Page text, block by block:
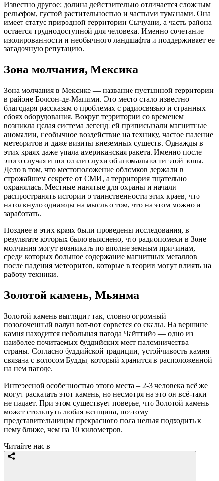
Известно другое: долина действительно отличается сложным
рельефом, густой растительностью и частыми туманами. Она
имеет статус природной территории Сычуани, а часть района
остается труднодоступной для человека. Именно сочетание
изолированности и необычного ландшафта и поддерживает ее
загадочную репутацию.
Зона молчания, Мексика
Зона молчания в Мексике — название пустынной территории
в районе Болсон-де-Мапими. Это место стало известно
благодаря рассказам о проблемах с радиосвязью и странных
сбоях оборудования. Вокруг территории со временем
возникла целая система легенд: ей приписывали магнитные
аномалии, необычное воздействие на технику, частое падение
метеоритов и даже визиты внеземных существ. Однажды в
этих краях даже упала американская ракета. Именно после
этого случая и поползли слухи об аномальности этой зоны.
Дело в том, что местоположение обломков держали в
строжайшем секрете от СМИ, а территория тщательно
охранялась. Местные нанятые для охраны и начали
распространять истории о таинственности этих краев, что
натолкнуло однажды на мысль о том, что на этом можно и
заработать.
Позднее в этих краях были проведены исследования, в
результате которых было выяснено, что радиопомехи в Зоне
молчания могут возникать по вполне земным причинам,
среди которых большое содержание магнитных металлов
после падения метеоритов, которые в теории могут влиять на
работу техники.
Золотой камень, Мьянма
Золотой камень выглядит так, словно огромный
позолоченный валун вот-вот сорвется со скалы. На вершине
камня находится небольшая пагода Чайттийо — одно из
наиболее почитаемых буддийских мест паломничества
страны. Согласно буддийской традиции, устойчивость камня
связана с волосом Будды, который хранится в расположенной
на нем пагоде.
Интересной особенностью этого места – 2-3 человека всё же
могут раскачать этот камень, но несмотря на это он всё-таки
не падает. При этом существует поверье, что Золотой камень
может столкнуть любая женщина, поэтому
представительницам прекрасного пола нельзя подходить к
нему ближе, чем на 10 километров.
Читайте нас в